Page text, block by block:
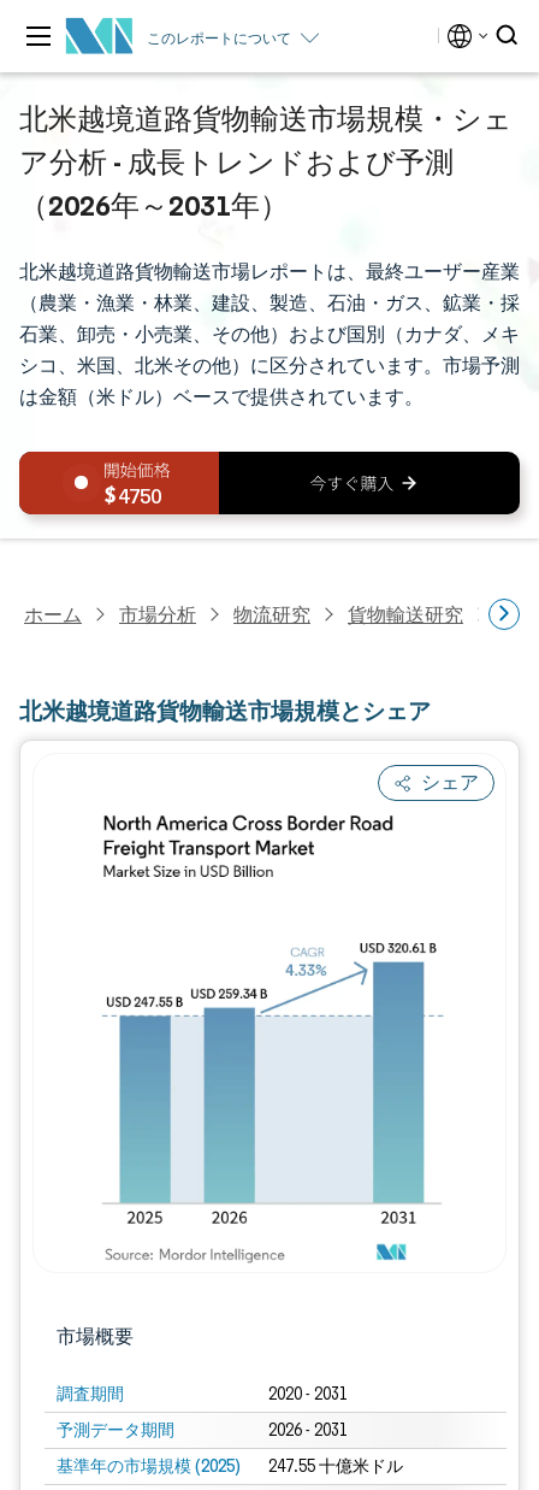
このレポートについて
北米越境道路貨物輸送市場規模・シェ
ア分析 - 成長トレンドおよび予測
（2026年～2031年）
北米越境道路貨物輸送市場レポートは、最終ユーザー産業
（農業・漁業・林業、建設、製造、石油・ガス、鉱業・採
石業、卸売・小売業、その他）および国別（カナダ、メキ
シコ、米国、北米その他）に区分されています。市場予測
は金額（米ドル）ベースで提供されています。
4750
ホーム 市場分析 物流研究 貨物輸送研究 北
北米越境道路貨物輸送市場規模とシェア
シェア
市場概要
調査期間 2020 - 2031
予測データ期間 2026 - 2031
基準年の市場規模 (2025) 247.55 十億米ドル